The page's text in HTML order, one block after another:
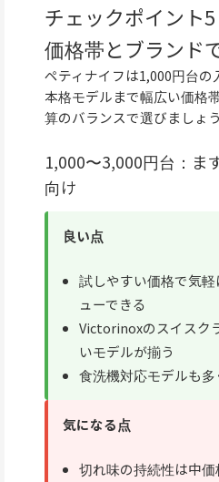
チェックポイント5
価格帯とブランド
ペティナイフは1,000円台の
本格モデルまで幅広い価格
算のバランスで選びましょう
1,000〜3,000円台：ま
向け
良い点
試しやすい価格で気
ューできる
Victorinoxのスイスク
いモデルが揃う
食洗機対応モデルも
気になる点
切れ味の持続性は中